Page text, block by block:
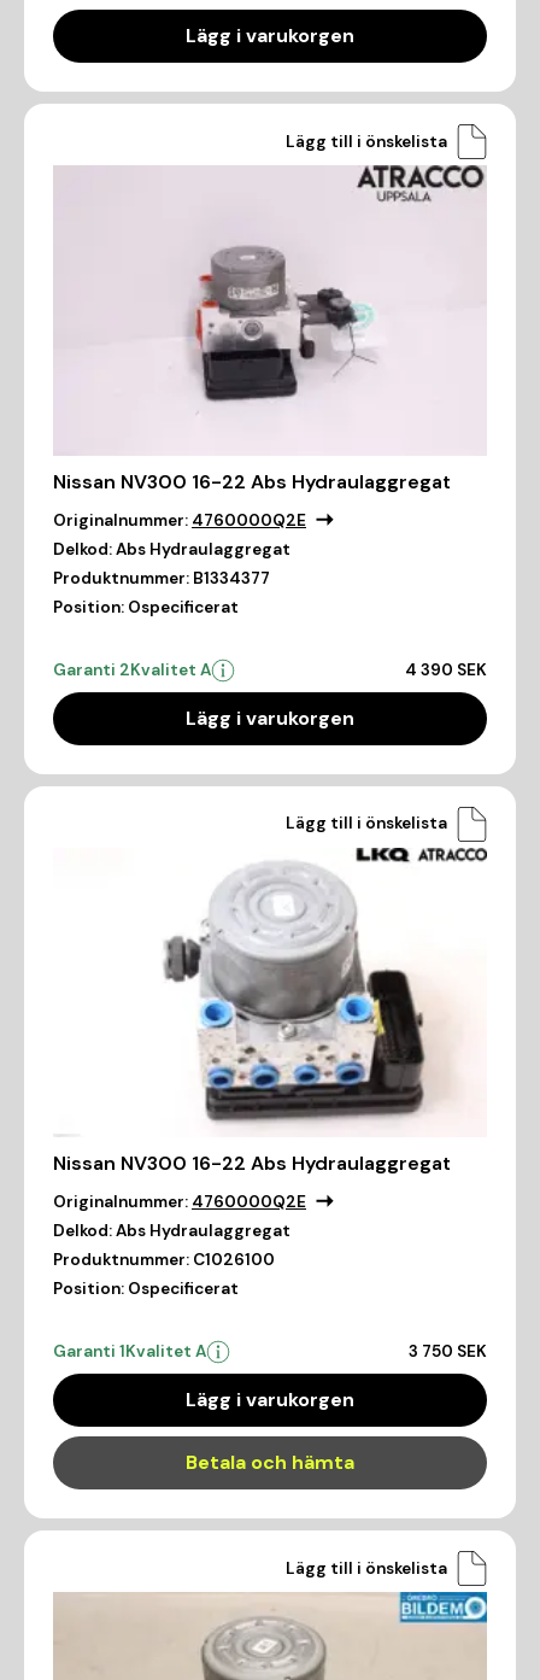
Lägg i varukorgen
Lägg till i önskelista
Nissan NV300 16-22 Abs Hydraulaggregat
Originalnummer: 4760000Q2E
Delkod:Abs Hydraulaggregat
Produktnummer: B1334377
Position: Ospecificerat
Garanti 2Kvalitet A 4 390 SEK
Lägg i varukorgen
Lägg till i önskelista
Nissan NV300 16-22 Abs Hydraulaggregat
Originalnummer: 4760000Q2E
Delkod:Abs Hydraulaggregat
Produktnummer: C1026100
Position: Ospecificerat
Garanti 1Kvalitet A 3 750 SEK
Lägg i varukorgen
Betala och hämta
Lägg till i önskelista